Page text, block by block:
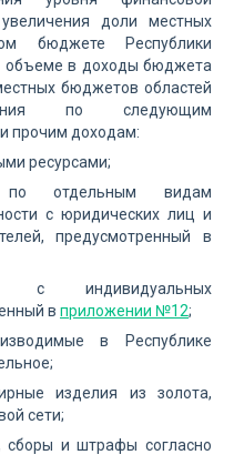
доли местных
бюджете Республики
объеме в доходы бюджета
бюджетов областей
по следующим
прочим доходам:
ресурсами;
по отдельным видам
с юридических лиц и
предусмотренный в
с индивидуальных
в приложении №12;
в Республике
изделия из золота,
сети;
сборы и штрафы согласно